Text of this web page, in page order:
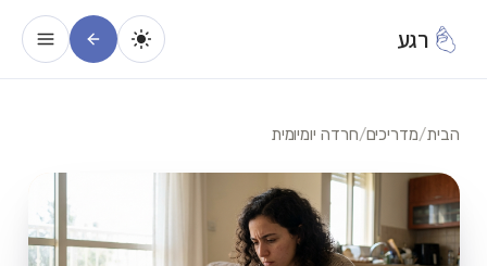
רגע
הבית/מדריכים/חרדה יומיומית